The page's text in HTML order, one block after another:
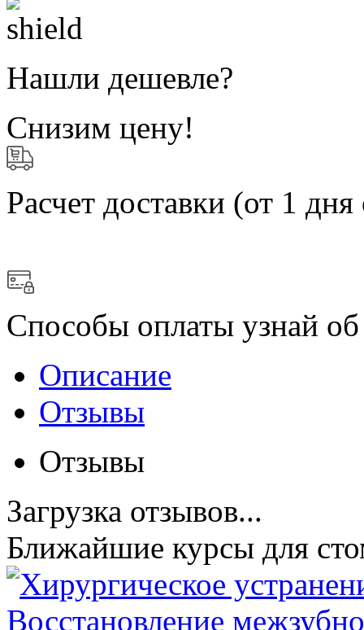
Нашли дешевле?
Снизим цену!
Расчет доставки (от 1 дня
Способы оплаты узнай
Описание
Отзывы
Отзывы
Загрузка отзывов...
Ближайшие курсы для